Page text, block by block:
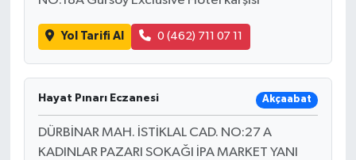
Yol Tarifi Al 0 (462) 711 07 11
Hayat Pınarı Eczanesi Akçaabat
DÜRBİNAR MAH. İSTİKLAL CAD. NO:27 A
KADINLAR PAZARI SOKAĞI İPA MARKET YANI
Teknoloji
Bilim